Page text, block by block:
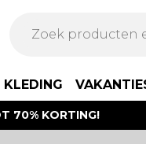
KLEDING
70% KORTING!